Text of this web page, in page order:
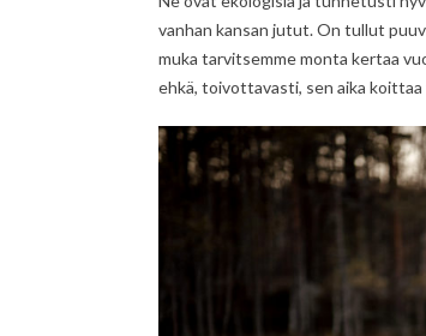
vanhan kansan jutut. On tullut
muka tarvitsemme monta kertaa
ehkä, toivottavasti, sen aika koittaa